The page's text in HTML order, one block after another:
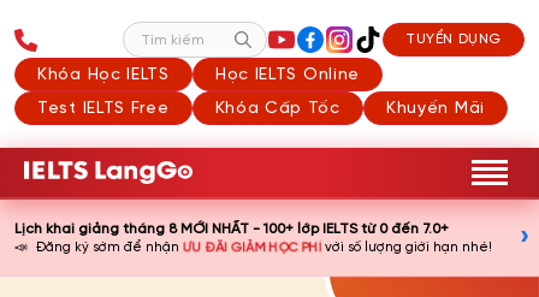
Khóa Học IELTS
Học IELTS Online
Test IELTS Free
Khóa Cấp Tốc Khuyến Mãi
Tìm kiếm
TUYỂN DỤNG
Lịch khai giảng tháng 8 MỚI NHẤT - 100+ lớp IELTS từ 0 đến 7.0+
📣 Đăng ký sớm để nhận ƯU ĐÃI GIẢM HỌC PHÍ với số lượng giới hạn nhé! ›